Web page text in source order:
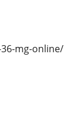
mg-online/